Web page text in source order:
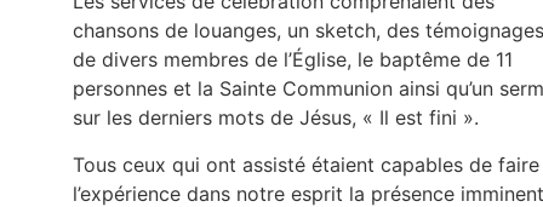
chansons de louanges, un sketch, des témoignages
de divers membres de l’Église, le baptême de 11
personnes et la Sainte Communion ainsi qu’un
sur les derniers mots de Jésus, « Il est fini ».
Tous ceux qui ont assisté étaient capables de faire
l’expérience dans notre esprit la présence